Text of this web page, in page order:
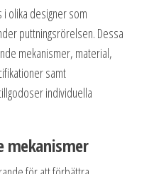
i olika designer som
puttningsrörelsen. Dessa
mekanismer, material,
samt
individuella
mekanismer